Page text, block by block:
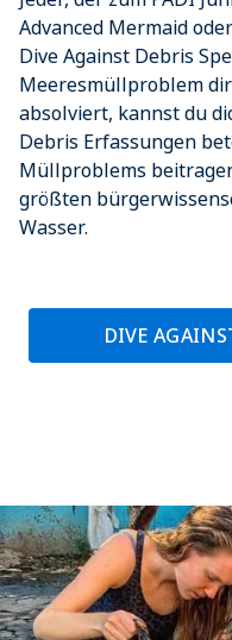
Advanced Mermaid
Dive Against Debris
Meeresmüllproblem
absolviert, kannst du
Debris Erfassungen
Müllproblems
größten
Wasser.
DIVE